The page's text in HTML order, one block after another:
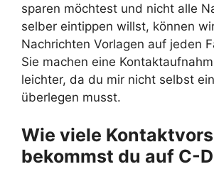
sparen möchtest und nicht alle
selber eintippen willst, können
Nachrichten Vorlagen auf jeden
Sie machen eine
leichter, da du mir nicht selbst
überlegen musst.
Wie viele
bekommst du auf C-